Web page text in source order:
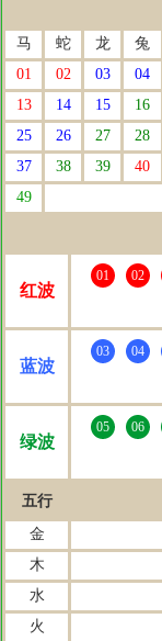
马
蛇 龙 兔
01
02 03 04
13
14 15 16
25
26 27 28
37
38 39 40
49
红波
01 02
蓝波
03 04
绿波
05 06
五行
金
木
水
火